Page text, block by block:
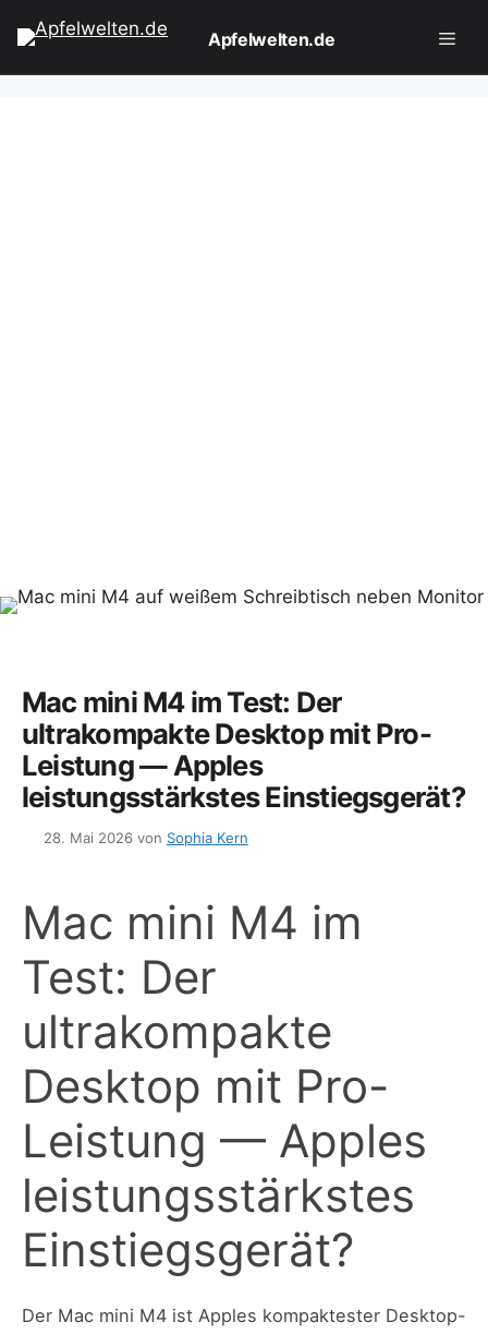
Inhalt
Apfelwelten.de
Mac mini M4 im Test: Der
ultrakompakte Desktop mit Pro-
Leistung — Apples
leistungsstärkstes Einstiegsgerät?
28. Mai 2026 von Sophia Kern
Mac mini M4 im
Test: Der
ultrakompakte
Desktop mit Pro-
Leistung — Apples
leistungsstärkstes
Einstiegsgerät?
Der Mac mini M4 ist Apples kompaktester Desktop-